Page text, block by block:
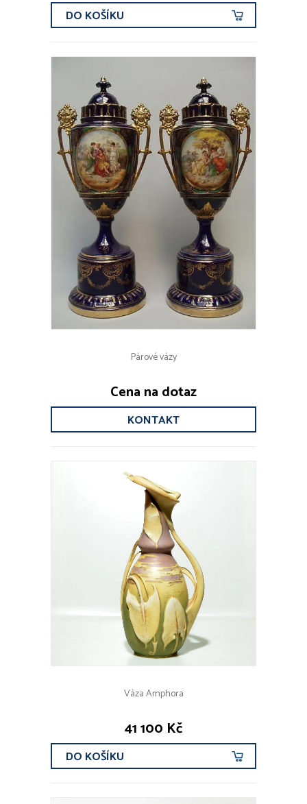
DO KOŠÍKU
Párové vázy
Cena na dotaz
KONTAKT
Váza Amphora
41 100 Kč
DO KOŠÍKU